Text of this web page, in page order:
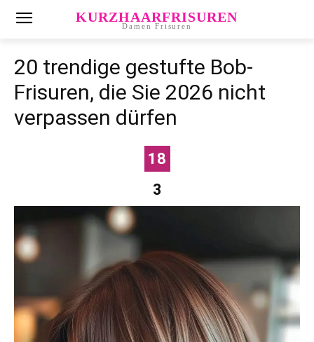
KURZHAARFRISUREN
Damen Frisuren
20 trendige gestufte Bob-
Frisuren, die Sie 2026 nicht
verpassen dürfen
18
3